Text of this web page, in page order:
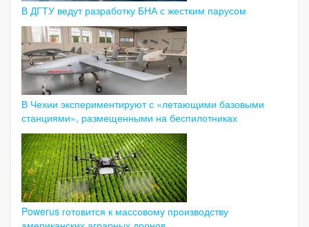
В ДГТУ ведут разработку БНА с жестким парусом
В Чехии экспериментируют с «летающими базовыми
станциями», размещенными на беспилотниках
Powerus готовится к массовому производству